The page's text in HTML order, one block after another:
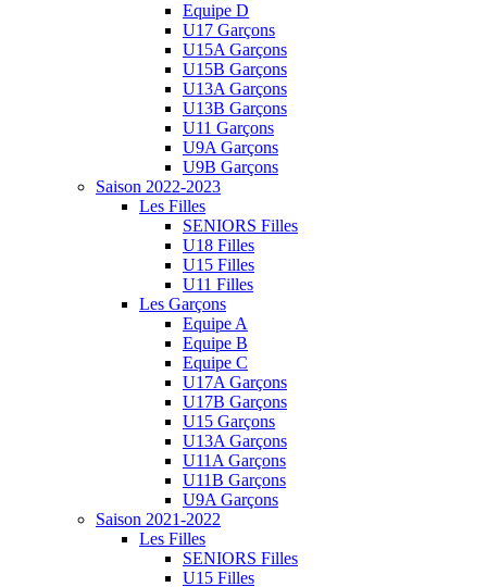
Equipe D
U17 Garçons
U15A Garçons
U15B Garçons
U13A Garçons
U13B Garçons
U11 Garçons
U9A Garçons
U9B Garçons
Saison 2022-2023
Les Filles
SENIORS Filles
U18 Filles
U15 Filles
U11 Filles
Les Garçons
Equipe A
Equipe B
Equipe C
U17A Garçons
U17B Garçons
U15 Garçons
U13A Garçons
U11A Garçons
U11B Garçons
U9A Garçons
Saison 2021-2022
Les Filles
SENIORS Filles
U15 Filles